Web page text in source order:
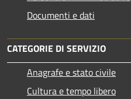
Documenti e dati
CATEGORIE DI SERVIZIO
Anagrafe e stato civile
Cultura e tempo libero